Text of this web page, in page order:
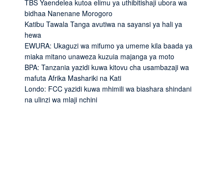
TBS Yaendelea kutoa elimu ya uthibitishaji ubora wa
bidhaa Nanenane Morogoro
Katibu Tawala Tanga avutiwa na sayansi ya hali ya
hewa
EWURA: Ukaguzi wa mifumo ya umeme kila baada ya
miaka mitano unaweza kuzuia majanga ya moto
BPA: Tanzania yazidi kuwa kitovu cha usambazaji wa
mafuta Afrika Mashariki na Kati
Londo: FCC yazidi kuwa mhimili wa biashara shindani
na ulinzi wa mlaji nchini